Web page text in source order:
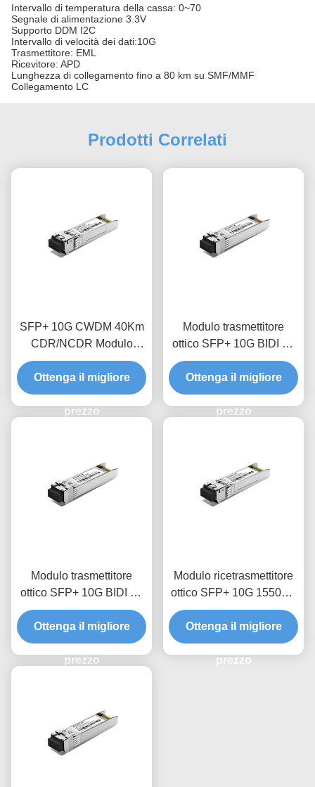
Intervallo di temperatura della cassa: 0~70
Segnale di alimentazione 3.3V
Supporto DDM I2C
Intervallo di velocità dei dati:10G
Trasmettitore: EML
Ricevitore: APD
Lunghezza di collegamento fino a 80 km su SMF/MMF
Collegamento LC
Prodotti Correlati
SFP+ 10G CWDM 40Km
CDR/NCDR Modulo
trasmettitore ottico
Ottenga il migliore
prezzo
Modulo trasmettitore
ottico SFP+ 10G BIDI 20
km
Ottenga il migliore
prezzo
Modulo trasmettitore
ottico SFP+ 10G BIDI 10
km
Ottenga il migliore
prezzo
Modulo ricetrasmettitore
ottico SFP+ 10G 1550nm
40Km CDR/NCDR
Ottenga il migliore
prezzo